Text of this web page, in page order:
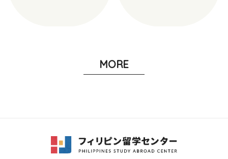
MORE